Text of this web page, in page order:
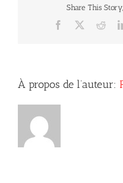
Share This
Facebook
À propos de l’auteur: